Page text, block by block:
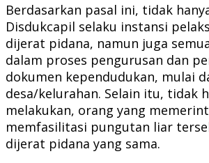
Berdasarkan pasal ini, tidak
Disdukcapil selaku instansi
dijerat pidana, namun juga
dalam proses pengurusan dan
dokumen kependudukan, mulai
desa/kelurahan. Selain itu, tidak
melakukan, orang yang
memfasilitasi pungutan liar
dijerat pidana yang sama.